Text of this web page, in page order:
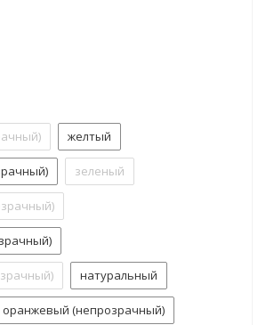
желтый
зеленый
натуральный
оранжевый (непрозрачный)